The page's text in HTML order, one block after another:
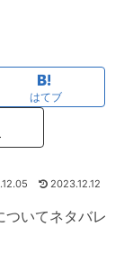
はてブ
2023.12.12
ついてネタバレ